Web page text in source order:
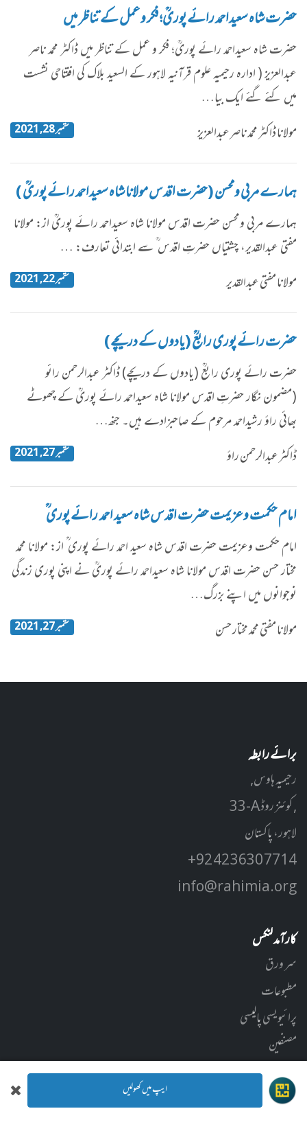
حضرت شاہ سعیداحمد رائے پوریؒ؛ فکر و عمل کے تناظر میں
حضرت شاہ سعیداحمد رائے پوریؒ؛ فکر و عمل کے تناظر میں ڈاکٹر محمد ناصر
عبدالعزیز ( ادارہ رحیمیہ علوم قرآنیہ لاہور کے السعید بلاک کی افتتاحی نشست
میں کئے گئے ایک بیا…
مولانا ڈاکٹر محمد ناصرعبدالعزیز
ستمبر 28, 2021
ہمارے مربی ومحسن (حضرت اقدس مولانا شاہ سعیداحمد رائے پوریؒ )
ہمارے مربی ومحسن حضرت اقدس مولانا شاہ سعیداحمد رائے پوریؒ از: مولانا
مفتی عبدالقدیر، چشتیاں حضرتِ اقدس ؒ سے ابتدائی تعارف: …
مولانا مفتی عبدالقدیر
ستمبر 22, 2021
حضرت رائے پوری رابعؒ (یادوں کے دریچے)
حضرت رائے پوری رابعؒ (یادوں کے دریچے) ڈاکٹر عبدالرحمن رائو
(مضمون نگار حضرتِ اقدس مولانا شاہ سعیداحمد رائے پوریؒ کے چھوٹے
بھائی راؤ رشیداحمد مرحوم کے صاحبزادے ہیں۔ جنھ…
ڈاکٹر عبدالرحمن راؤ
ستمبر 27, 2021
امام حکمت وعزیمت حضرت اقدس شاہ سعید احمد رائے پوری ؒ
امام حکمت وعزیمت حضرت اقدس شاہ سعید احمد رائے پوری ؒ از: مولانا محمد
مختار حسن حضرت اقدس مولانا شاہ سعیداحمد رائے پوریؒ نے اپنی پوری زندگی
نوجوانوں میں اپنے بزرگ…
مولانا مفتی محمد مختار حسن
ستمبر 27, 2021
برائے رابطہ
رحیمیہ ہاوس,
33-A کوئنز روڈ ,
لاہور، پاکستان
+92 42 3630 7714
info@rahimia.org
کارآمد لنکس
سر ورق
مطبوعات
پرائیویسی پالیسی
مصنفین
برائے رابطہ
سوشل میڈیا
ایپ میں کھولیں